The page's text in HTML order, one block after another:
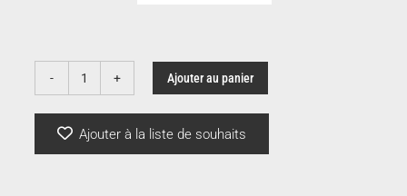
quantité
Ajouter au panier
Ajouter à la liste de souhaits